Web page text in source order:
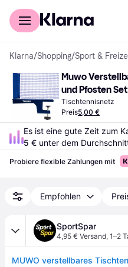
Für Shopper
Klarna/Shopping/Sport &
Muwo
und Pfosten
Tischtennisnetz
Preis5,00 €
5 € unter dem
Probiere flexible Zahlungen mit
Empfohlen
SportSpar
4,95 € Versand, 1–2